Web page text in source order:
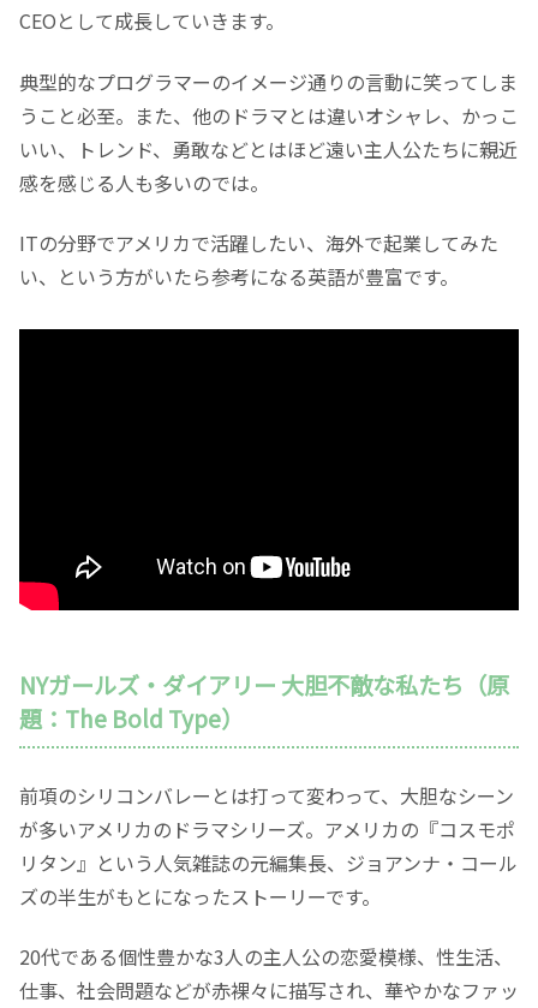
CEOとして成長していきます。
典型的なプログラマーのイメージ通りの言動に笑ってしま
うこと必至。また、他のドラマとは違いオシャレ、かっこ
いい、トレンド、勇敢などとはほど遠い主人公たちに親近
感を感じる人も多いのでは。
ITの分野でアメリカで活躍したい、海外で起業してみた
い、という方がいたら参考になる英語が豊富です。
NYガールズ・ダイアリー 大胆不敵な私たち（原
題：The Bold Type）
前項のシリコンバレーとは打って変わって、大胆なシーン
が多いアメリカのドラマシリーズ。アメリカの『コスモポ
リタン』という人気雑誌の元編集長、ジョアンナ・コール
ズの半生がもとになったストーリーです。
20代である個性豊かな3人の主人公の恋愛模様、性生活、
仕事、社会問題などが赤裸々に描写され、華やかなファッ